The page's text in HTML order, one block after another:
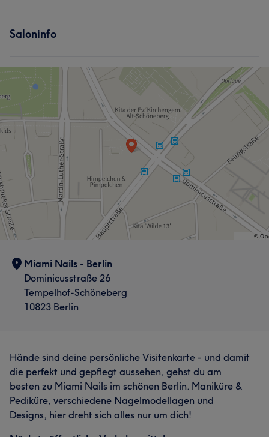
Saloninfo
Miami Nails - Berlin
Dominicusstraße 26
Tempelhof-Schöneberg
10823 Berlin
Hände sind deine persönliche Visitenkarte - und damit
die perfekt und gepflegt aussehen, gehst du am
besten zu Miami Nails im schönen Berlin. Maniküre &
Pediküre, verschiedene Nagelmodellagen und
Designs, hier dreht sich alles nur um dich!